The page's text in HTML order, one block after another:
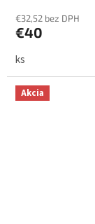
€32,52 bez DPH
€40
ks
Akcia